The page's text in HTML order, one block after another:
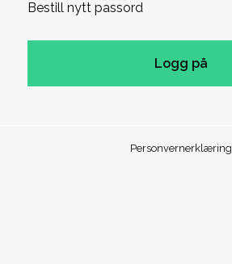
Bestill nytt passord
Personvernerklæring